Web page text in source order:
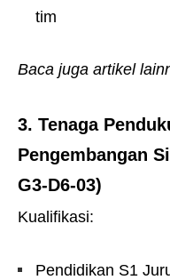
tim
Baca juga artikel
3. Tenaga
Pengembangan
G3-D6-03)
Kualifikasi:
Pendidikan S1